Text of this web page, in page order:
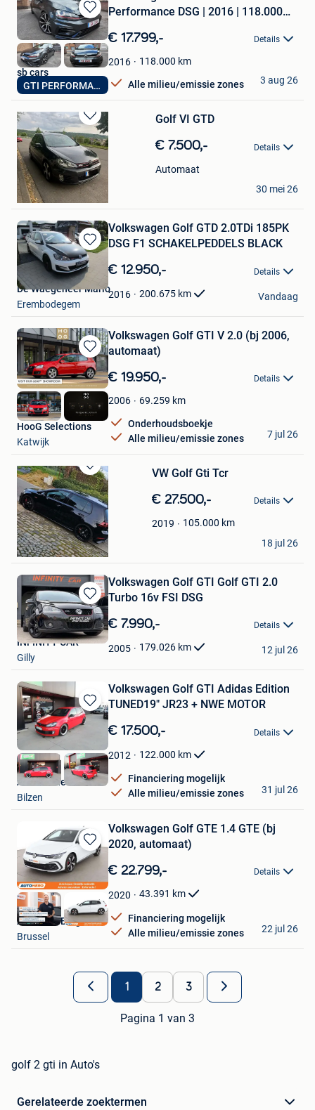
Bewaren
in
Mijn
Favorieten
GTI PERFORMANCE
Performance DSG | 2016 | 118.000
€ 17.799,- Details
2016 118.000 km
Alle milieu/emissie zones
sb cars
Kortemark
3 aug 26
Bewaren
in
Mijn
Favorieten
Golf VI GTD
€ 7.500,- Details
Automaat
Mikâil GÜRSEVER
Namur
30 mei 26
Bewaren
in
Mijn
Favorieten
Volkswagen Golf GTD 2.0TDi 185PK
DSG F1 SCHAKELPEDDELS BLACK
€ 12.950,- Details
2016 200.675 km
De Waegeneer Mario
Erembodegem
Vandaag
Bewaren
in
Mijn
Favorieten
Volkswagen Golf GTI V 2.0 (bj 2006,
automaat)
€ 19.950,- Details
2006 69.259 km
Onderhoudsboekje
Alle milieu/emissie zones
HooG Selections
Katwijk
7 jul 26
Bewaren
in
Mijn
Favorieten
VW Golf Gti Tcr
€ 27.500,- Details
2019 105.000 km
mayeur
Orp-Le-Grand
18 jul 26
Bewaren
in
Mijn
Favorieten
Volkswagen Golf GTI Golf GTI 2.0
Turbo 16v FSI DSG
€ 7.990,- Details
2005 179.026 km
INFINITY CAR
Gilly
12 jul 26
Bewaren
in
Favorieten
Volkswagen Golf GTI Adidas Edition
TUNED19" JR23 + NWE MOTOR
€ 17.500,- Details
2012 122.000 km
Financiering mogelijk
Alle milieu/emissie zones
Autohandel Mlodzia
Bilzen
31 jul 26
Bewaren
in
Favorieten
Volkswagen Golf GTE 1.4 GTE (bj
2020, automaat)
€ 22.799,- Details
2020 43.391 km
Financiering mogelijk
Alle milieu/emissie zones
Autohero België
Brussel
22 jul 26
1 2 3
Pagina 1 van 3
golf 2 gti in Auto's
Gerelateerde zoektermen